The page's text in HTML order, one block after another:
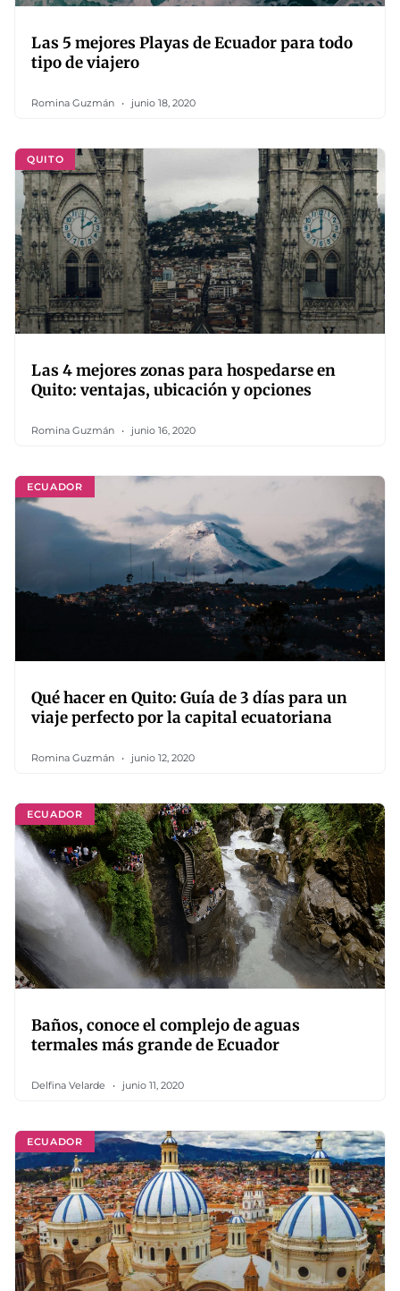
Las 5 mejores Playas de Ecuador para todo
tipo de viajero
Romina Guzmán junio 18, 2020
QUITO
Las 4 mejores zonas para hospedarse en
Quito: ventajas, ubicación y opciones
Romina Guzmán junio 16, 2020
ECUADOR
Qué hacer en Quito: Guía de 3 días para un
viaje perfecto por la capital ecuatoriana
Romina Guzmán junio 12, 2020
ECUADOR
Baños, conoce el complejo de aguas
termales más grande de Ecuador
Delfina Velarde junio 11, 2020
ECUADOR